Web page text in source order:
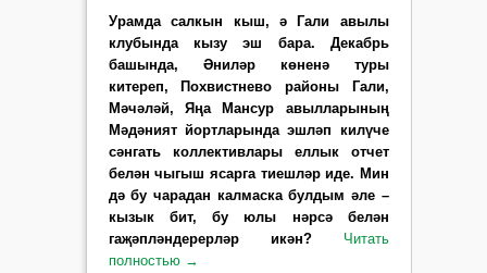
Урамда салкын кыш, ә Гали авылы
клубында кызу эш бара. Декабрь
башында, Әниләр көненә туры
китереп, Похвистнево районы Гали,
Мәчәләй, Яңа Мансур авылларының
Мәдәният йортларында эшләп килүче
сәнгать коллективлары еллык отчет
белән чыгыш ясарга тиешләр иде. Мин
дә бу чарадан калмаска булдым әле –
кызык бит, бу юлы нәрсә белән
гаҗәпләндерерләр икән? Читать
полностью →